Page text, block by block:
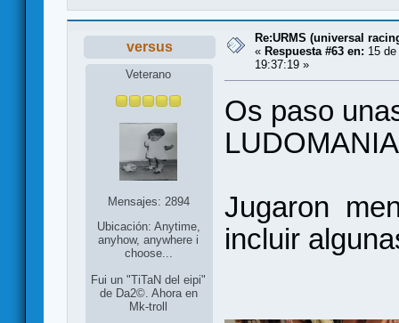
versus
Veterano
Mensajes: 2894
Ubicación: Anytime,
anyhow, anywhere i
choose...
Fui un "TiTaN del eipi"
de Da2©. Ahora en
Mk-troll
Re:URMS (universal
« Respuesta #63 en: 15
19:37:19 »
Os paso
Jugaron
incluir